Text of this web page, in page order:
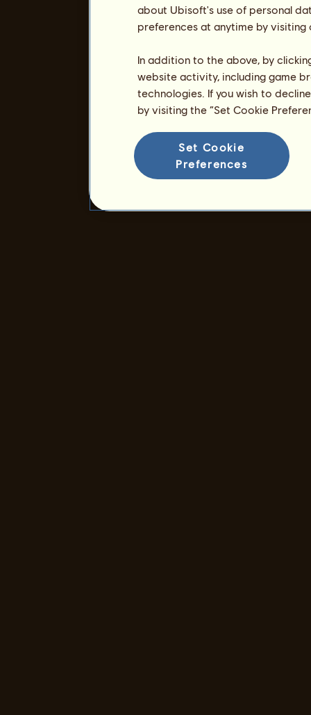
about Ubisoft's use of personal
preferences at anytime by
In addition to the above, by
website activity, including game
technologies. If you wish to
by visiting the “Set Cookie
Set Cookie
Preferences